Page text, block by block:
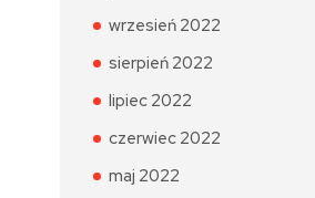
wrzesień 2022
sierpień 2022
lipiec 2022
czerwiec 2022
maj 2022